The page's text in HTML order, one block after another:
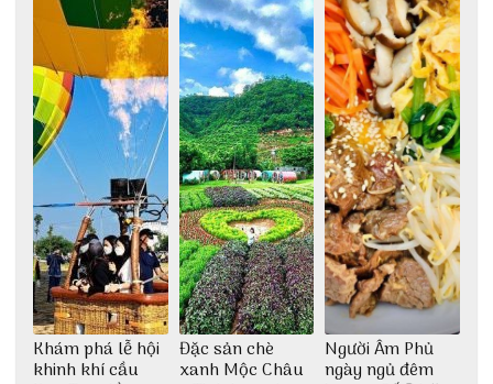
Khám phá lễ hội
khinh khí cầu
Đặc sản chè
xanh Mộc Châu
Người Âm Phủ
ngày ngủ đêm